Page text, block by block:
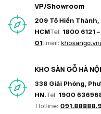
VP/Showroom
209 Tô Hiến Thành,
HCMTel: 1800 6121 –
01Email:
KHO SÀN GỖ HÀ NỘI
338 Giải Phóng,
HN.Tel: 1900
Hotline: